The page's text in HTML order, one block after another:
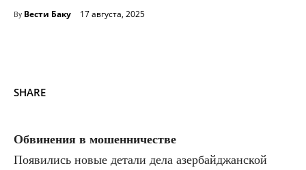
By Вести Баку 17 августа, 2025
SHARE
Обвинения в мошенничестве
Появились новые детали дела азербайджанской